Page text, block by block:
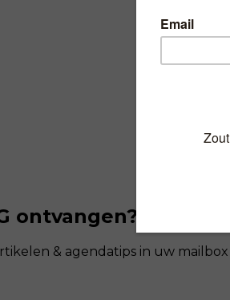
ontvangen?
& agendatips in uw mailbox